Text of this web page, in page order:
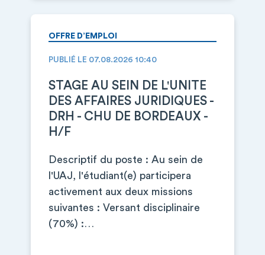
OFFRE D’EMPLOI
PUBLIÉ LE 07.08.2026 10:40
STAGE AU SEIN DE L'UNITE
DES AFFAIRES JURIDIQUES -
DRH - CHU DE BORDEAUX -
H/F
Descriptif du poste : Au sein de
l'UAJ, l'étudiant(e) participera
activement aux deux missions
suivantes : Versant disciplinaire
(70%) :…